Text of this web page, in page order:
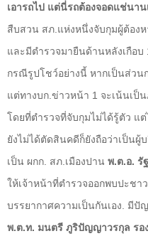
เอารถไป แต่นี่รถต้องจอดแช่นาน
สืบสวน สภ.แห่งหนึ่งจับกุมผู้ต้อง
และมีตำรวจมายืนด้านหลังเกือ
กรณีรูปโชว์อย่างนี้ หากเป็นส่วน
แต่ทางบก.ข่าวหน้า 1 จะเน้นเป็
โดยที่ตำรวจที่จับกุมไม่ได้รู้ตัว แ
ยังไม่ได้ตัดสินคดีก็ยังถือว่าเป็นผู้
เป็น ผกก. สภ.เมืองปาน พ.ต.อ. รั
ให้เจ้าหน้าที่ตำรวจออกพบปะช
บรรยากาศความเป็นกันเอง. มีปั
พ.ต.ท. มนตรี ภูริปัญญาวรกุล รอ